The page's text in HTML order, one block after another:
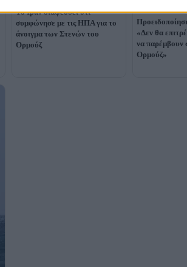
Το Ιράν διαψεύδει ότι
συμφώνησε με τις ΗΠΑ για το
άνοιγμα των Στενών του
Ορμούζ
«Δεν θα
να παρέμβουν
Ορμούζ»